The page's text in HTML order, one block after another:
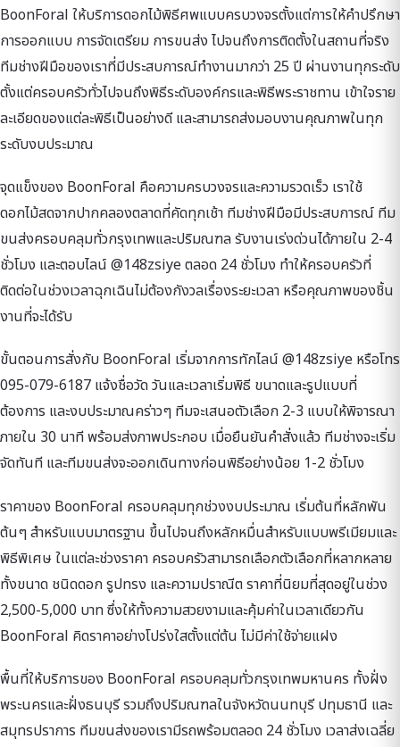
BoonForal ให้บริการดอกไม้พิธีศพแบบครบวงจรตั้งแต่การให้คำปรึกษา
การออกแบบ การจัดเตรียม การขนส่ง ไปจนถึงการติดตั้งในสถานที่จริง
ทีมช่างฝีมือของเราที่มีประสบการณ์ทำงานมากว่า 25 ปี ผ่านงานทุกระดับ
ตั้งแต่ครอบครัวทั่วไปจนถึงพิธีระดับองค์กรและพิธีพระราชทาน เข้าใจราย
ละเอียดของแต่ละพิธีเป็นอย่างดี และสามารถส่งมอบงานคุณภาพในทุก
ระดับงบประมาณ
จุดแข็งของ BoonForal คือความครบวงจรและความรวดเร็ว เราใช้
ดอกไม้สดจากปากคลองตลาดที่คัดทุกเช้า ทีมช่างฝีมือมีประสบการณ์ ทีม
ขนส่งครอบคลุมทั่วกรุงเทพและปริมณฑล รับงานเร่งด่วนได้ภายใน 2-4
ชั่วโมง และตอบไลน์ @148zsiye ตลอด 24 ชั่วโมง ทำให้ครอบครัวที่
ติดต่อในช่วงเวลาฉุกเฉินไม่ต้องกังวลเรื่องระยะเวลา หรือคุณภาพของชิ้น
งานที่จะได้รับ
ขั้นตอนการสั่งกับ BoonForal เริ่มจากการทักไลน์ @148zsiye หรือโทร
095-079-6187 แจ้งชื่อวัด วันและเวลาเริ่มพิธี ขนาดและรูปแบบที่
ต้องการ และงบประมาณคร่าวๆ ทีมจะเสนอตัวเลือก 2-3 แบบให้พิจารณา
ภายใน 30 นาที พร้อมส่งภาพประกอบ เมื่อยืนยันคำสั่งแล้ว ทีมช่างจะเริ่ม
จัดทันที และทีมขนส่งจะออกเดินทางก่อนพิธีอย่างน้อย 1-2 ชั่วโมง
ราคาของ BoonForal ครอบคลุมทุกช่วงงบประมาณ เริ่มต้นที่หลักพัน
ต้นๆ สำหรับแบบมาตรฐาน ขึ้นไปจนถึงหลักหมื่นสำหรับแบบพรีเมียมและ
พิธีพิเศษ ในแต่ละช่วงราคา ครอบครัวสามารถเลือกตัวเลือกที่หลากหลาย
ทั้งขนาด ชนิดดอก รูปทรง และความปราณีต ราคาที่นิยมที่สุดอยู่ในช่วง
2,500-5,000 บาท ซึ่งให้ทั้งความสวยงามและคุ้มค่าในเวลาเดียวกัน
BoonForal คิดราคาอย่างโปร่งใสตั้งแต่ต้น ไม่มีค่าใช้จ่ายแฝง
พื้นที่ให้บริการของ BoonForal ครอบคลุมทั่วกรุงเทพมหานคร ทั้งฝั่ง
พระนครและฝั่งธนบุรี รวมถึงปริมณฑลในจังหวัดนนทบุรี ปทุมธานี และ
สมุทรปราการ ทีมขนส่งของเรามีรถพร้อมตลอด 24 ชั่วโมง เวลาส่งเฉลี่ย